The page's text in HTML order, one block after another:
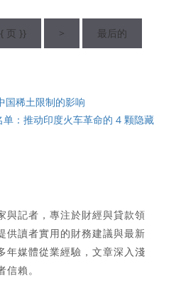
页 }} > 最后的
国稀土限制的影响
：推动印度火车革命的 4 颗隐藏
與記者，專注於財經與貸款領
供讀者實用的財務建議與最新
年媒體從業經驗，文章深入淺
信賴。